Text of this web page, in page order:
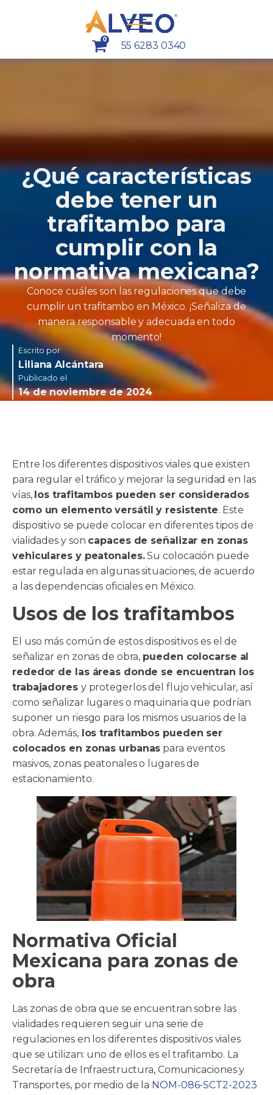
0
55 6283 0340
¿Qué características
debe tener un
trafitambo para
cumplir con la
normativa mexicana?
Conoce cuáles son las regulaciones que debe
cumplir un trafitambo en México. ¡Señaliza de
manera responsable y adecuada en todo
momento!
Escrito por
Liliana Alcántara
Publicado el
14 de noviembre de 2024
Entre los diferentes dispositivos viales que existen
para regular el tráfico y mejorar la seguridad en las
vías, los trafitambos pueden ser considerados
como un elemento versátil y resistente. Este
dispositivo se puede colocar en diferentes tipos de
vialidades y son capaces de señalizar en zonas
vehiculares y peatonales.Su colocación puede
estar regulada en algunas situaciones, de acuerdo
a las dependencias oficiales en México.
Usos de los trafitambos
El uso más común de estos dispositivos es el de
señalizar en zonas de obra, pueden colocarse al
rededor de las áreas donde se encuentran los
trabajadores y protegerlos del flujo vehicular, así
como señalizar lugares o maquinaria que podrían
suponer un riesgo para los mismos usuarios de la
obra. Además,los trafitambos pueden ser
colocados en zonas urbanas para eventos
masivos, zonas peatonales o lugares de
estacionamiento.
Normativa Oficial
Mexicana para zonas de
obra
Las zonas de obra que se encuentran sobre las
vialidades requieren seguir una serie de
regulaciones en los diferentes dispositivos viales
que se utilizan: uno de ellos es el trafitambo. La
Secretaría de Infraestructura, Comunicaciones y
Transportes, por medio de la NOM-086-SCT2-2023